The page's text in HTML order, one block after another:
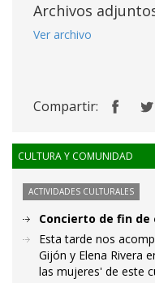
Archivos
Ver archivo
Compartir:
CULTURA Y COMUNIDAD
ACTIVIDADES CULTURALES
Concierto de fin de
Esta tarde nos
Gijón y Elena Rivera
las mujeres' de este